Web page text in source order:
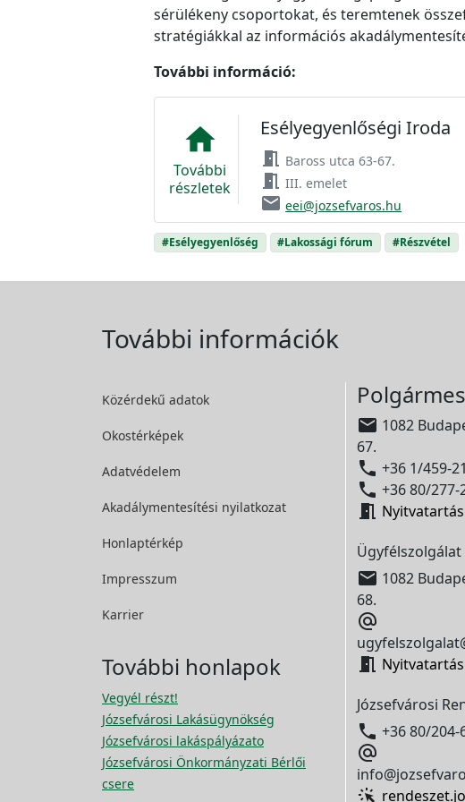
sérülékeny csoportokat, és teremtenek
stratégiákkal az információs
További információ:
home
További
részletek
Esélyegyenlőségi Iroda
meeting_room Baross utca 63-67.
meeting_room III. emelet
email eei@jozsefvaros.hu
#Esélyegyenlőség #Lakossági fórum #Részvétel
További információk
Közérdekű adatok
Okostérképek
Adatvédelem
Akadálymentesítési nyilatkozat
Honlaptérkép
Impresszum
Karrier
További honlapok
Vegyél részt!
Józsefvárosi Lakásügynökség
Józsefvárosi lakáspályázato
Józsefvárosi Önkormányzati Bérlői
csere
 1082
67.
 +36 1/459-
 +36 80/277-
 Nyitvatartás
Ügyfélszolgálat
 1082
68.

 Nyitvatartás
Józsefvárosi
 +36 80/204-
